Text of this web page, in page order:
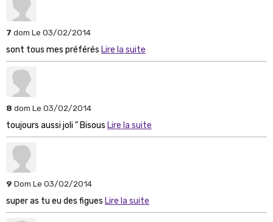
7 dom Le 03/02/2014
sont tous mes préférés Lire la suite
8 dom Le 03/02/2014
toujours aussi joli " Bisous Lire la suite
9 Dom Le 03/02/2014
super as tu eu des figues Lire la suite